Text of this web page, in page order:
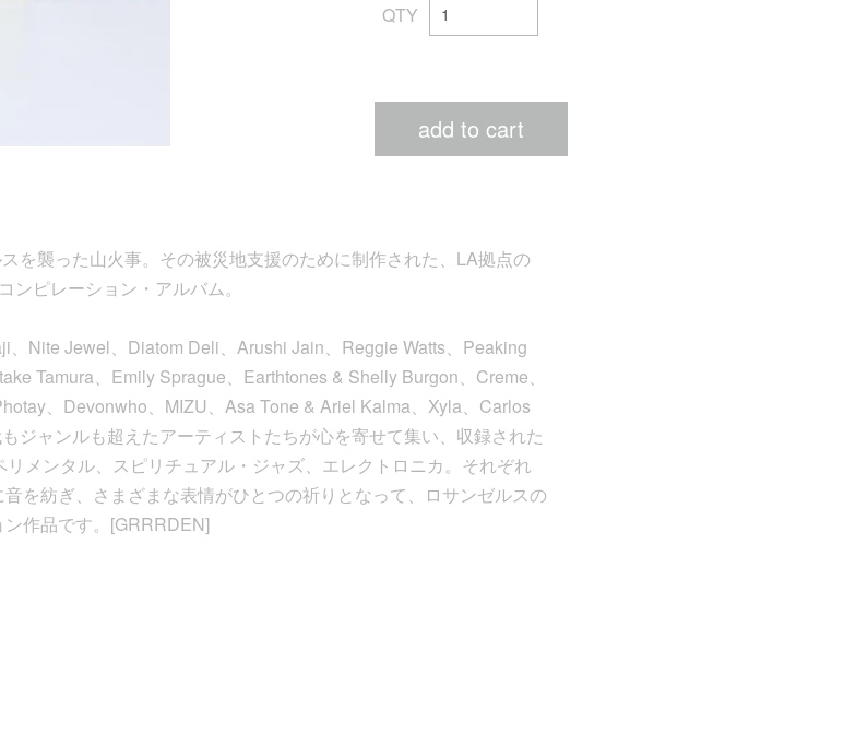
QTY
add to cart
を襲った山火事。その被災地支援のために制作された、LA拠点の
ンピレーション・アルバム。
Nite Jewel、Diatom Deli、Arushi Jain、Reggie Watts、Peaking
Tamura、Emily Sprague、Earthtones & Shelly Burgon、Creme、
、Devonwho、MIZU、Asa Tone & Ariel Kalma、Xyla、Carlos
ジャンルも超えたアーティストたちが心を寄せて集い、収録された
メンタル、スピリチュアル・ジャズ、エレクトロニカ。それぞれ
を紡ぎ、さまざまな表情がひとつの祈りとなって、ロサンゼルスの
作品です。[GRRRDEN]